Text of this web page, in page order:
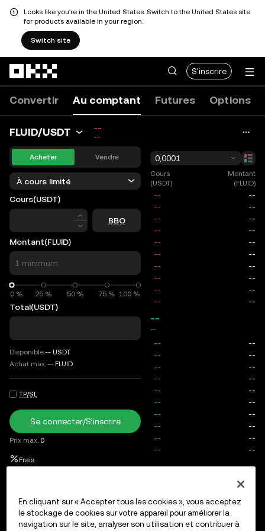
Looks like you're in the United States. Switch to the United States site
for products available in your region.
Switch site
S'inscrire
Convertir Au comptant Futures Options
FLUID/USDT --
--
Acheter Vendre
À cours limité
Cours(USDT)
Cours
BBO
Montant(FLUID)
0 % 25 % 50 % 75 % 100 %
0 %
Total(USDT)
Disponible-- USDT
Achat max.-- FLUID
TP/SL
Se connecter/S’inscrire
Prix max. 0
Frais
0,0001
Cours
(USDT)
Montant
(FLUID)
--
--
Positions ouvertes
En cliquant sur « Accepter tous les cookies », vous acceptez
le stockage de cookies sur votre appareil pour améliorer la
navigation sur le site, analyser son utilisation et contribuer à